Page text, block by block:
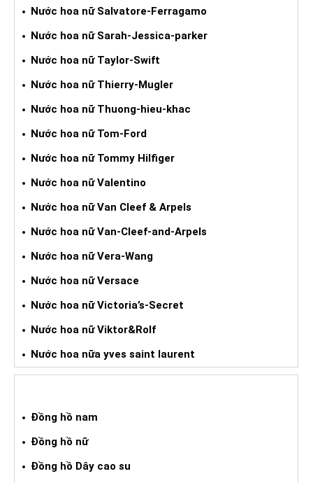
Nước hoa nữ Salvatore-Ferragamo
Nước hoa nữ Sarah-Jessica-parker
Nước hoa nữ Taylor-Swift
Nước hoa nữ Thierry-Mugler
Nước hoa nữ Thuong-hieu-khac
Nước hoa nữ Tom-Ford
Nước hoa nữ Tommy Hilfiger
Nước hoa nữ Valentino
Nước hoa nữ Van Cleef & Arpels
Nước hoa nữ Van-Cleef-and-Arpels
Nước hoa nữ Vera-Wang
Nước hoa nữ Versace
Nước hoa nữ Victoria’s-Secret
Nước hoa nữ Viktor&Rolf
Nước hoa nữa yves saint laurent
Đồng hồ nam
Đồng hồ nữ
Đồng hồ Dây cao su